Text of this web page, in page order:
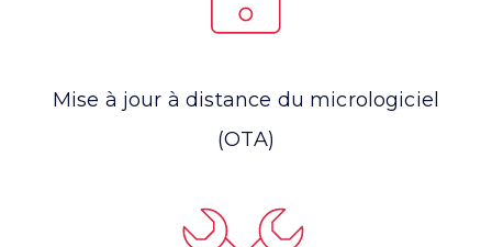
Mise à jour à distance du micrologiciel
(OTA)